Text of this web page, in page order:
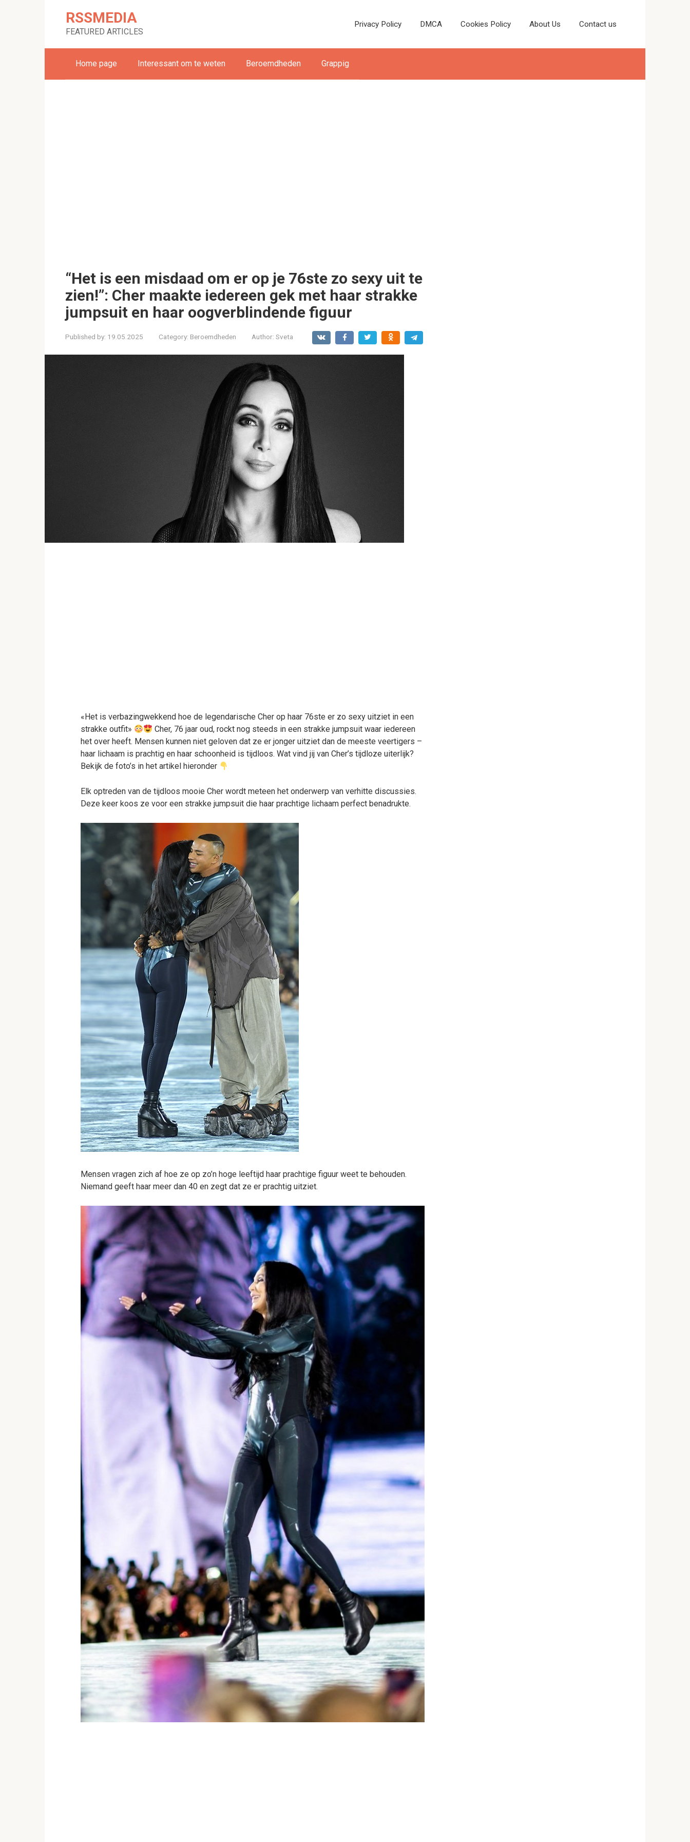
RSSMEDIA
FEATURED ARTICLES
Privacy Policy DMCA Cookies Policy About Us Contact us
Home page Interessant om te weten Beroemdheden Grappig
“Het is een misdaad om er op je 76ste zo sexy uit te
zien!”: Cher maakte iedereen gek met haar strakke
jumpsuit en haar oogverblindende figuur
Published by: 19.05.2025 Category: Beroemdheden Author: Sveta
«Het is verbazingwekkend hoe de legendarische Cher op haar 76ste er zo sexy uitziet in een
strakke outfit»
Cher, 76 jaar oud, rockt nog steeds in een strakke jumpsuit waar iedereen
het over heeft. Mensen kunnen niet geloven dat ze er jonger uitziet dan de meeste veertigers –
haar lichaam is prachtig en haar schoonheid is tijdloos. Wat vind jij van Cher’s tijdloze uiterlijk?
Bekijk de foto’s in het artikel hieronder
Elk optreden van de tijdloos mooie Cher wordt meteen het onderwerp van verhitte discussies.
Deze keer koos ze voor een strakke jumpsuit die haar prachtige lichaam perfect benadrukte.
Mensen vragen zich af hoe ze op zo’n hoge leeftijd haar prachtige figuur weet te behouden.
Niemand geeft haar meer dan 40 en zegt dat ze er prachtig uitziet.